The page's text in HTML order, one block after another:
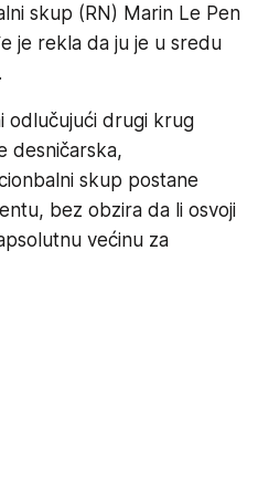
skup (RN) Marin Le Pen
je rekla da ju je u sredu
odlučujući drugi krug
desničarska,
skup postane
bez obzira da li osvoji
većinu za